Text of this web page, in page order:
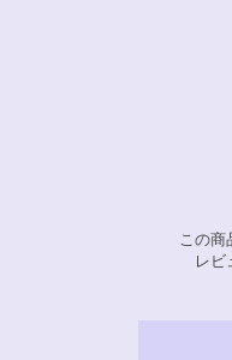
この商
レビ